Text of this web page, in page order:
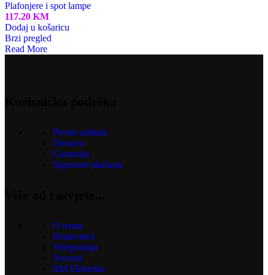
Plafonjere i spot lampe
117.20 KM
Dodaj u košaricu
Brzi pregled
Read More
Povrat artikala
Dostava
Garancija
Sigurnost plaćanja
O nama
Prodavnice
Veleprodaja
Novosti
BM Elektrika